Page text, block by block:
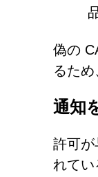
偽の
るた
通知
許可が
れてい